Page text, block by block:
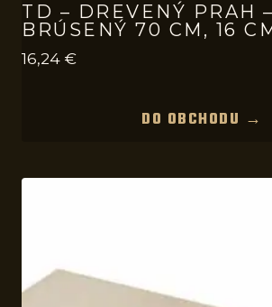
TD – DREVENÝ PRAH
BRÚSENÝ 70 CM, 16
16,24 €
DO OBCHODU →